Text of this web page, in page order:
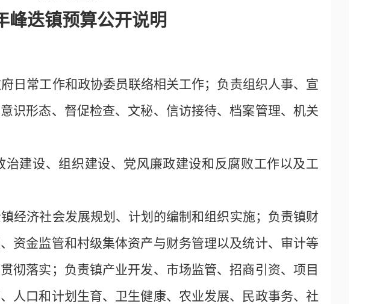
峰迭镇预算公开说明
日常工作和政协委员联络相关工作；负责组织人事、宣
识形态、督促检查、文秘、信访接待、档案管理、机关
建设、组织建设、党风廉政建设和反腐败工作以及工
经济社会发展规划、计划的编制和组织实施；负责镇财
资金监管和村级集体资产与财务管理以及统计、审计等
彻落实；负责镇产业开发、市场监管、招商引资、项目
人口和计划生育、卫生健康、农业发展、民政事务、社